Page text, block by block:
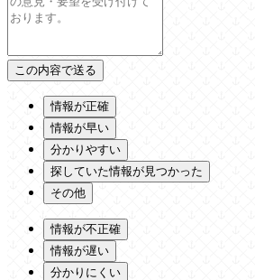
情報が正確
情報が早い
分かりやすい
探していた情報が見つかった
その他
情報が不正確
情報が遅い
分かりにくい